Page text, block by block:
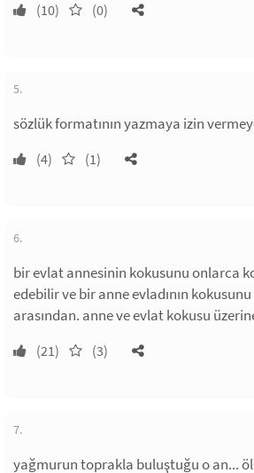
(10) (0)
5.
sözlük formatının yazmaya izin
(4) (1)
6.
bir evlat annesinin kokusunu onlarca
edebilir ve bir anne evladının
arasından. anne ve evlat kokusu
(21) (3)
7.
yağmurun toprakla buluştuğu o an...